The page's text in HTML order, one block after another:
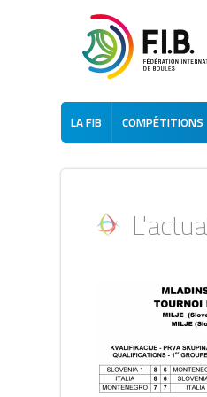
LA FIB COMPÉTITIONS